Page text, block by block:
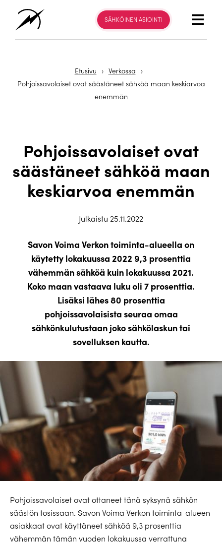
SÄHKÖINEN ASIOINTI
Etusivu › Verkossa
›
Pohjoissavolaiset ovat säästäneet sähköä maan keskiarvoa
enemmän
Pohjoissavolaiset ovat
säästäneet sähköä maan
keskiarvoa enemmän
Julkaistu 25.11.2022
Savon Voima Verkon toiminta-alueella on
käytetty lokakuussa 2022 9,3 prosenttia
vähemmän sähköä kuin lokakuussa 2021.
Koko maan vastaava luku oli 7 prosenttia.
Lisäksi lähes 80 prosenttia
pohjoissavolaisista seuraa omaa
sähkönkulutustaan joko sähkölaskun tai
sovelluksen kautta.
Pohjoissavolaiset ovat ottaneet tänä syksynä sähkön
säästön tosissaan. Savon Voima Verkon toiminta-alueen
asiakkaat ovat käyttäneet sähköä 9,3 prosenttia
vähemmän tämän vuoden lokakuussa verrattuna